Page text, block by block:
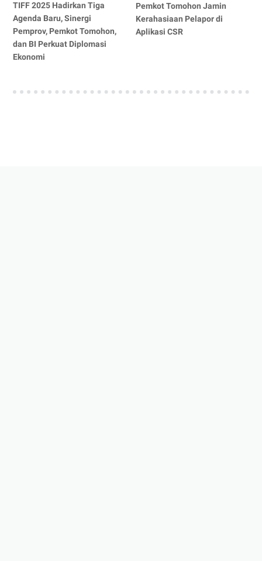
TIFF 2025 Hadirkan Tiga
Agenda Baru, Sinergi
Pemprov, Pemkot Tomohon,
dan BI Perkuat Diplomasi
Ekonomi
Pemkot Tomohon Jamin
Kerahasiaan Pelapor di
Aplikasi CSR